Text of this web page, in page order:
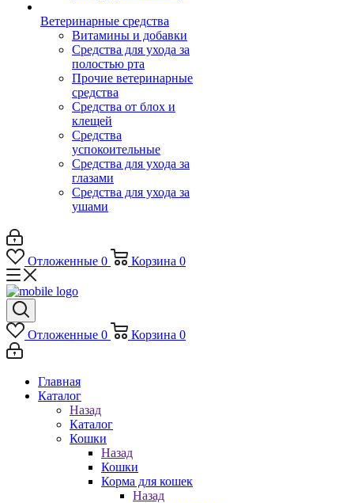
Ветеринарные средства
Витамины и добавки
Средства для ухода за
полостью рта
Прочие ветеринарные
средства
Средства от блох и
клещей
Средства
успокоительные
Средства для ухода за
глазами
Средства для ухода за
ушами
Отложенные 0 Корзина 0
Отложенные 0 Корзина 0
Главная
Каталог
Назад
Каталог
Кошки
Назад
Кошки
Корма для кошек
Назад